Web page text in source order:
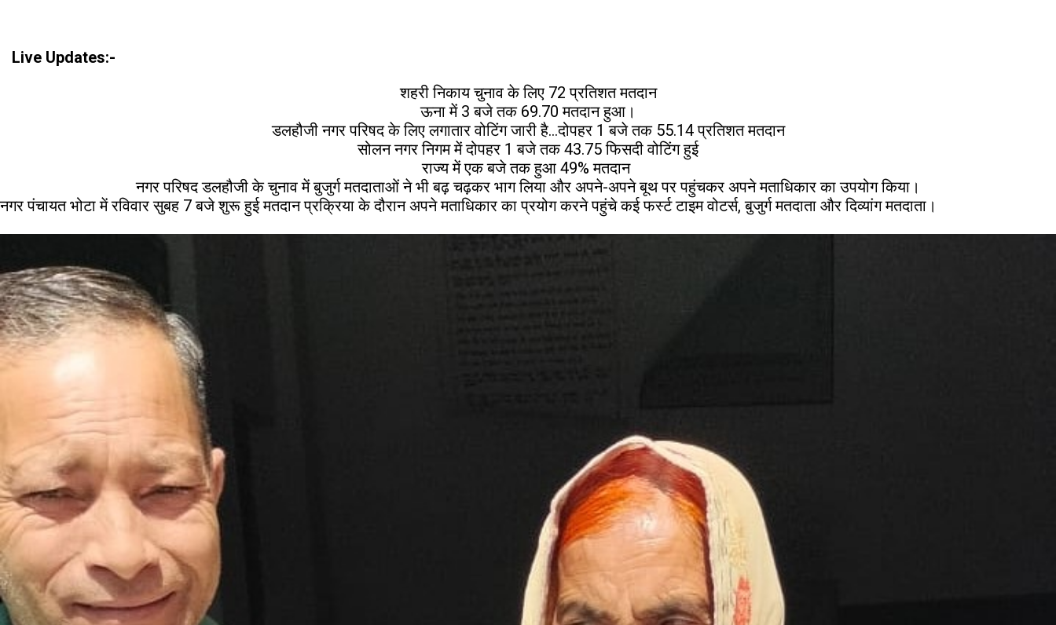
Live Updates:-
शहरी निकाय चुनाव के लिए 72 प्रतिशत मतदान
ऊना में 3 बजे तक 69.70 मतदान हुआ।
डलहौजी नगर परिषद के लिए लगातार वोटिंग जारी है...दोपहर 1 बजे तक 55.14 प्रतिशत मतदान
सोलन नगर निगम में दोपहर 1 बजे तक 43.75 फिसदी वोटिंग हुई
राज्य में एक बजे तक हुआ 49% मतदान
नगर परिषद डलहौजी के चुनाव में बुजुर्ग मतदाताओं ने भी बढ़ चढ़कर भाग लिया और अपने-अपने बूथ पर पहुंचकर अपने मताधिकार का उपयोग किया।
नगर पंचायत भोटा में रविवार सुबह 7 बजे शुरू हुई मतदान प्रक्रिया के दौरान अपने मताधिकार का प्रयोग करने पहुंचे कई फर्स्ट टाइम वोटर्स, बुजुर्ग मतदाता और दिव्यांग मतदाता।